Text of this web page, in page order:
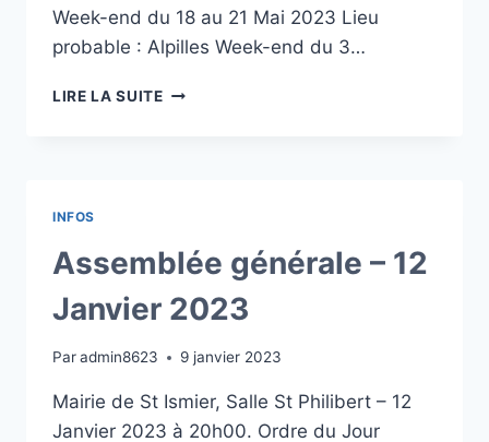
Week-end du 18 au 21 Mai 2023 Lieu
probable : Alpilles Week-end du 3…
LIRE LA SUITE WEEK-
INFOS
Assemblée générale – 12
Janvier 2023
Paradmin8623 9 janvier 2023
Mairie de St Ismier, Salle St Philibert – 12
Janvier 2023 à 20h00. Ordre du Jour